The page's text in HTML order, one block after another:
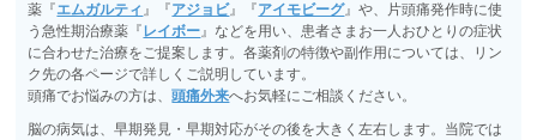
薬『エムガルティ 』『アジョビ』『アイモビーグ』や、片頭痛発作時に使
う急性期治療薬『 レイボー』などを用い、患者さまお一人おひとりの症状
に合わせた治療をご提案します。各薬剤の特徴や副作用については、リン
ク先の各ページで詳しくご説明しています。
頭痛でお悩みの方は、頭痛外来へお気軽にご相談ください。
脳の病気は、早期発見・早期対応がその後を大きく左右します。当院では